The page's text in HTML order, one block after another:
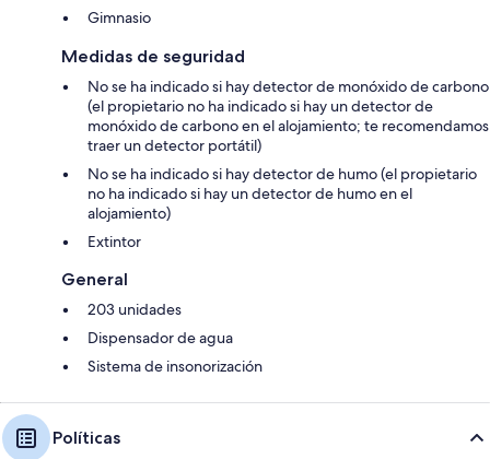
Gimnasio
Medidas de seguridad
No se ha indicado si hay detector de monóxido de carbono
(el propietario no ha indicado si hay un detector de
monóxido de carbono en el alojamiento; te recomendamos
traer un detector portátil)
No se ha indicado si hay detector de humo (el propietario
no ha indicado si hay un detector de humo en el
alojamiento)
Extintor
General
203 unidades
Dispensador de agua
Sistema de insonorización
Políticas